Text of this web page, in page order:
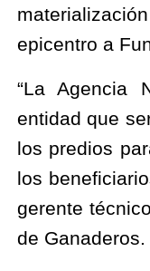
epicentro a
“La Agencia
entidad que
los predios
los
gerente
de Ganaderos.